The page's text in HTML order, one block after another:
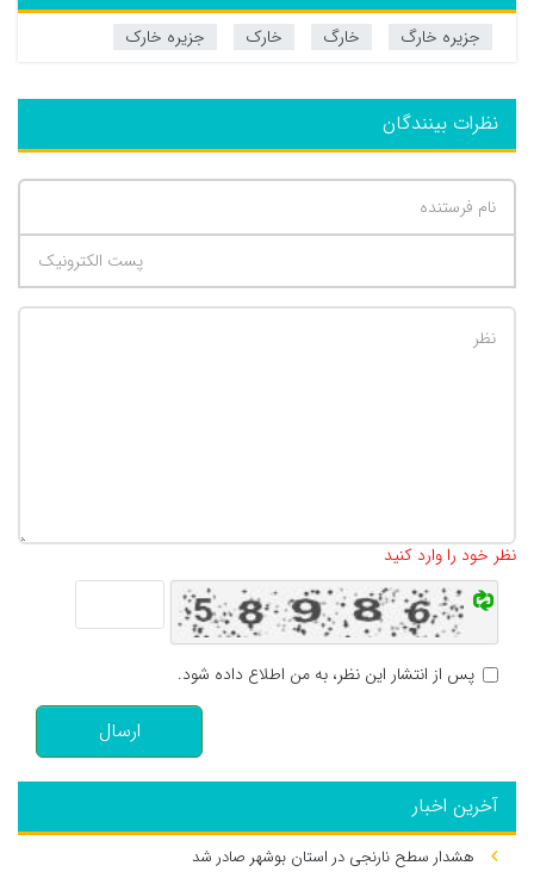
جزیره خارگ
خارگ خارک جزیره خارک
نظرات بینندگان
نظر خود را وارد کنید
پس از انتشار این نظر، به من اطلاع داده شود.
ارسال
آخرین اخبار
هشدار سطح نارنجی در استان بوشهر صادر شد